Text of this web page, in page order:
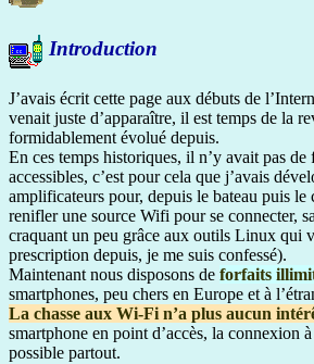
Introduction
J’avais écrit cette page aux débuts de
venait juste d’apparaître, il est temps de la
formidablement évolué depuis.
En ces temps historiques, il n’y avait pas de
accessibles, c’est pour cela que j’avais
amplificateurs pour, depuis le bateau puis le
renifler une source Wifi pour se connecter,
craquant un peu grâce aux outils Linux qui
prescription depuis, je me suis confessé).
Maintenant nous disposons de forfaits
smartphones, peu chers en Europe et à
La chasse aux Wi-Fi n’a plus aucun
smartphone en point d’accès, la connexion
possible partout.